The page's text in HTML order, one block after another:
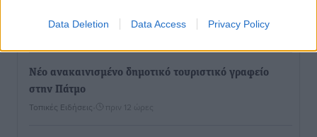
Data Deletion Data Access Privacy Policy
Νέο ανακαινισμένο δημοτικό τουριστικό γραφείο
στην Πάτμο
Τοπικές Ειδήσεις πριν 12 ώρες